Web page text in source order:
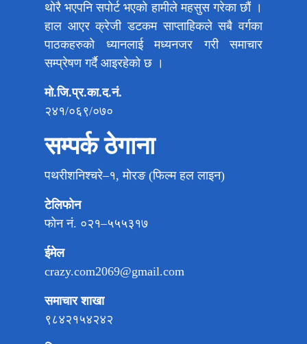
थोरै भएपनि सपोर्ट भएको हामीले महसुस गरेका छौं ।
हाल आएर क्रेजी डटकम साप्ताहिकले सबै वर्गका
पाठकहरुको ध्यानलाई मध्यनजर गरी समाचार
सम्प्रेषण गर्दै आइरहेको छ ।
मो.जि.प्र.का.द.नं.
२४१/०६९/०७०
सम्पर्क ठेगाना
पथरीशनिश्चरे–१, मोरङ (फिल्म हल लाइन)
टेलिफोन
फोन नं. ०२१–५५५३१७
ईमेल
crazy.com2069@gmail.com
समाचार शाखा
९८४२१५४२४२